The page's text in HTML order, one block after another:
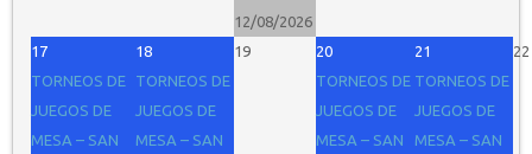
12/08/2026
17
TORNEOS DE
JUEGOS DE
MESA – SAN
18
TORNEOS DE
JUEGOS DE
MESA – SAN
19
20
TORNEOS DE
JUEGOS DE
MESA – SAN
21
TORNEOS DE
JUEGOS DE
MESA – SAN
22